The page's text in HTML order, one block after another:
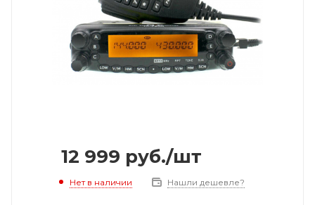
12 999 руб./шт
Нет в наличии Нашли дешевле?